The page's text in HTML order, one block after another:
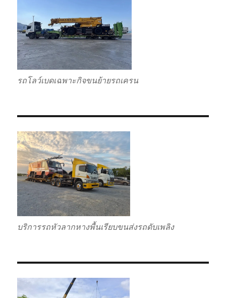
รถโลว์เบดเฉพาะกิจขนย้ายรถเครน
บริการรถหัวลากหางพื้นเรียบขนส่งรถดับเพลิง